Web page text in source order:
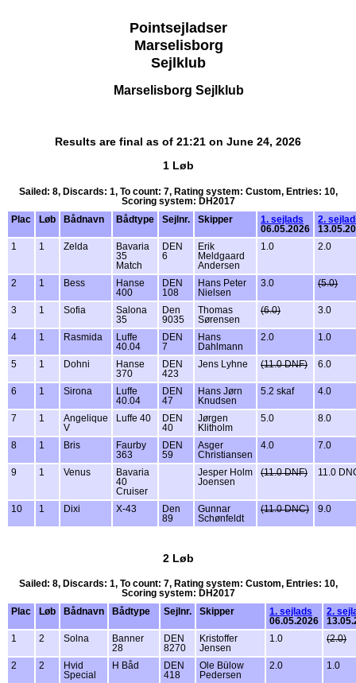
Pointsejladser
Marselisborg
Sejlklub
Marselisborg Sejlklub
Results are final as of 21:21 on June 24, 2026
1 Løb
Sailed: 8, Discards: 1, To count: 7, Rating system: Custom, Entries: 10,
Scoring system: DH2017
Plac
Løb Bådnavn Bådtype Sejlnr. Skipper
1. sejlads
06.05.2026
2.
1
1 Zelda
Bavaria
35
Match
DEN
6
Erik
Meldgaard
Andersen
1.0 2.0
2 1 Bess
Hanse
400
DEN
108
Hans Peter
Nielsen
3.0 (5.0)
3 1 Sofia
Salona
35
Den
9035
Thomas
Sørensen
(6.0) 3.0
4 1 Rasmida
Luffe
40.04
DEN
7
Hans
Dahlmann
2.0 1.0
5 1 Dohni
Hanse
370
DEN
423
Jens Lyhne (11.0 DNF) 6.0
6 1 Sirona
Luffe
40.04
DEN
47
Hans Jørn
Knudsen
5.2 skaf 4.0
7 1
Angelique
V
Luffe 40
DEN
40
Jørgen
Klitholm
5.0 8.0
8 1 Bris
Faurby
363
DEN
59
Asger
Christiansen
4.0 7.0
9 1 Venus
Bavaria
40
Cruiser
Jesper Holm
Joensen
(11.0 DNF) 11.0
10 1 Dixi X-43
Den
89
Gunnar
Schønfeldt
(11.0 DNC) 9.0
2 Løb
Sailed: 8, Discards: 1, To count: 7, Rating system: Custom, Entries: 10,
Scoring system: DH2017
Plac
Løb Bådnavn Bådtype Sejlnr. Skipper
1. sejlads
06.05.2026
2.
1
2 Solna
Banner
28
DEN
8270
Kristoffer
Jensen
1.0 (2.0)
2 2
Hvid
Special
H Båd
DEN
418
Ole Bülow
Pedersen
2.0 1.0